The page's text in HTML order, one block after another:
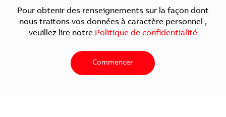
Pour obtenir des renseignements sur la façon dont
nous traitons vos données à caractère personnel ,
veuillez lire notre Politique de confidentialité
Commencer